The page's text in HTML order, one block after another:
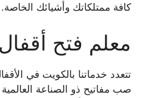
كافة ممتلكاتك وأشيائك الخاصة.
معلم فتح
تتعدد خدماتنا بالكويت في
صب مفاتيح ذو الصناعة العالمية